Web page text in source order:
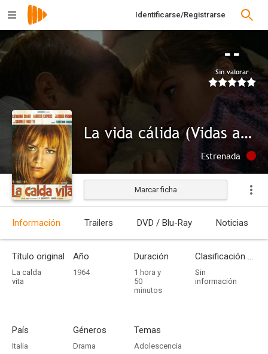
Identificarse/Registrarse
--
Sin valorar
La vida cálida (Vidas ardientes)
Estrenada
Marcar ficha
Información Trailers DVD / Blu-Ray Noticias
Título original
La calda
vita
Año
1964
Duración
1 hora y
50
minutos
Clasificación por edades
Sin
información
País
Italia
Géneros
Drama
Temas
Adolescencia